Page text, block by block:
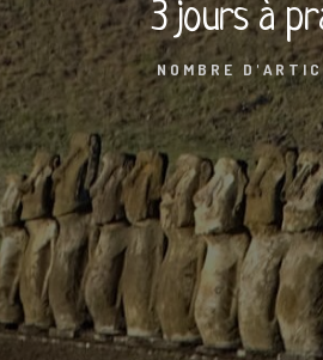
3 jours à
NOMBRE